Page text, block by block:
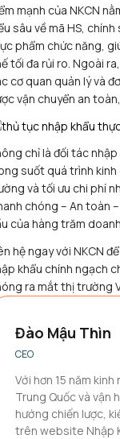
mạnh của NKCN
sâu về mã HS,
phẩm chức năng,
tối đa rủi ro. Ngoài
cơ quan quản lý và
vận chuyển an
chỉ là đối tác
suốt quá trình kinh
và tối ưu chi phí
chóng – An toàn –
của hàng trăm
hệ ngay với NKCN
khẩu chính ngạch
ra mắt thị trường
Đào Mậu Thìn
CEO
Với hơn 15 năm
Trung Quốc và vận
hướng chiến lược,
trên website Nhập